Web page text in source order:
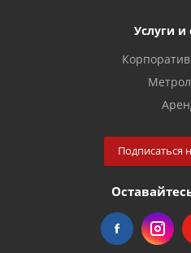
Услуги и
Подписаться